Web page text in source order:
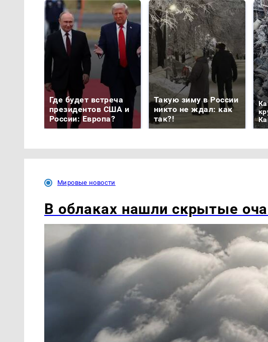
Где будет встреча
президентов США и
России: Европа?
Такую зиму в России
никто не ждал: как
так?!
Мировые новости
В облаках нашли скрытые